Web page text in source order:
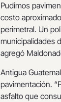
Pudimos
costo
perimetral. Un
municipalidades
agregó
Antigua
pavimentación.
asfalto que